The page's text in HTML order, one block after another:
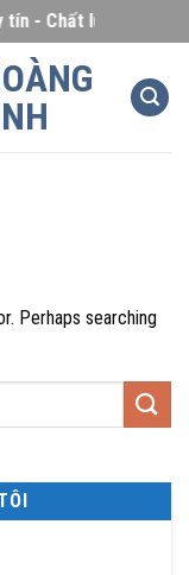
- Chất lượng - Giá
Perhaps searching